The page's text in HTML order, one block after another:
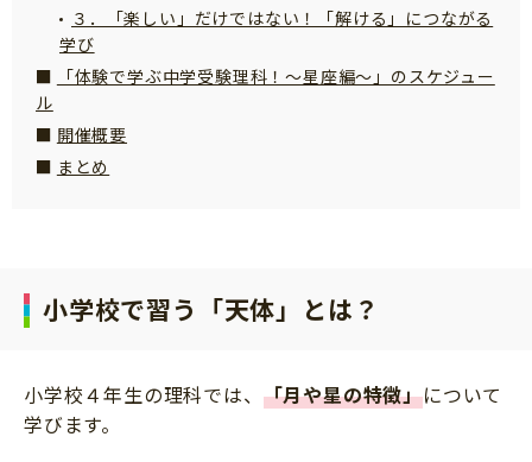
「こそだてまっぷ」とは
サイトのご利⽤にあたって
個⼈情報について
お問い合わせ
３．「楽しい」だけではない！「解ける」につながる
学び
「体験で学ぶ中学受験理科！～星座編～」のスケジュー
ル
開催概要
まとめ
小学校で習う「天体」とは？
小学校４年生の理科では、 「月や星の特徴」について
学びます。